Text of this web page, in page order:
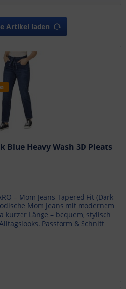
Artikel laden
Blue Heavy Wash 3D Pleats
– Mom Jeans Tapered Fit (Dark
Mom Jeans mit modernem
kurzer Länge – bequem, stylisch
Passform & Schnitt: